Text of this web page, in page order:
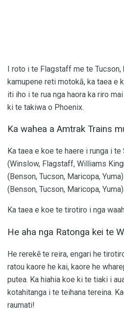
I roto i te Flagstaff me te Tucson,
kamupene reti motokā, ka taea e
iti iho i te rua nga haora ka riro
ki te takiwa o Phoenix.
Ka wahea a Amtrak Trains
Ka taea e koe te haere i runga i
(Winslow, Flagstaff, Williams
(Benson, Tucson, Maricopa,
(Benson, Tucson, Maricopa, Yuma).
Ka taea e koe te tirotiro i nga
He aha nga Ratonga kei te
He rerekē te reira, engari he
ratou kaore he kai, kaore he
putea. Ka hiahia koe ki te tiaki i
kotahitanga i te teihana tereina.
raumati!